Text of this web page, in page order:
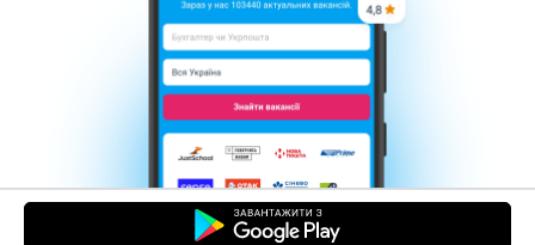
Контакти Про нас
Кар’єра
Новини Work.ua
Допомога Умови використання
Роботодавцю
© 2006–2026 Work.ua. Сервіс пошуку роботи №1 в